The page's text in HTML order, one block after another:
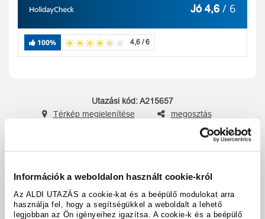
Információk a weboldalon használt cookie-król
Az ALDI UTAZÁS a cookie-kat és a beépülő modulokat arra
használja fel, hogy a segítségükkel a weboldalt a lehető
legjobban az Ön igényeihez igazítsa. A cookie-k és a beépülő
Jó 4,6 / 6
100% 4,6 / 6
Utazási kód:A215657
Térkép megjelenítése
megosztás
A hotel részletei